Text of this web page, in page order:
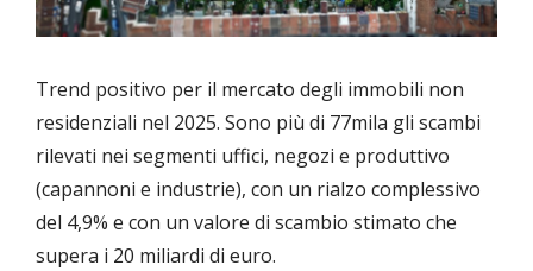
Trend positivo per il mercato degli immobili non
residenziali nel 2025. Sono più di 77mila gli scambi
rilevati nei segmenti uffici, negozi e produttivo
(capannoni e industrie), con un rialzo complessivo
del 4,9% e con un valore di scambio stimato che
supera i 20 miliardi di euro.